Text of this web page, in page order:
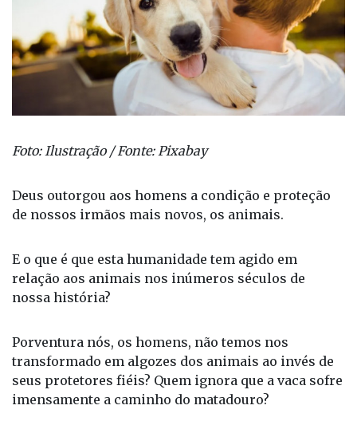
Foto: Ilustração / Fonte: Pixabay
Deus outorgou aos homens a condição e proteção
de nossos irmãos mais novos, os animais.
E o que é que esta humanidade tem agido em
relação aos animais nos inúmeros séculos de
nossa história?
Porventura nós, os homens, não temos nos
transformado em algozes dos animais ao invés de
seus protetores fiéis? Quem ignora que a vaca sofre
imensamente a caminho do matadouro?